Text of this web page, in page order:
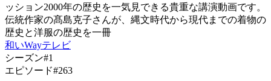
ッション2000年の歴史を一気見できる貴重な講演動画です。
伝統作家の髙島克子さんが、縄文時代から現代までの着物の
歴史と洋服の歴史を一冊
和いWayテレビ
シーズン#1
エピソード#263